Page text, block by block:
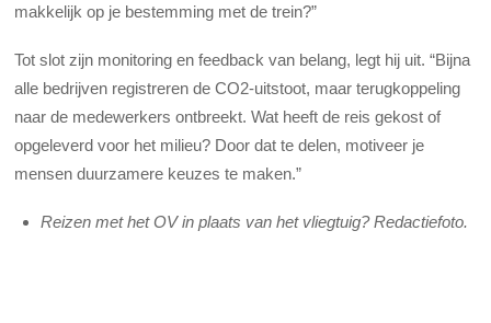
makkelijk op je bestemming met de trein?”
Tot slot zijn monitoring en feedback van belang, legt hij uit. “Bijna
alle bedrijven registreren de CO2-uitstoot, maar terugkoppeling
naar de medewerkers ontbreekt. Wat heeft de reis gekost of
opgeleverd voor het milieu? Door dat te delen, motiveer je
mensen duurzamere keuzes te maken.”
Reizen met het OV in plaats van het vliegtuig? Redactiefoto.